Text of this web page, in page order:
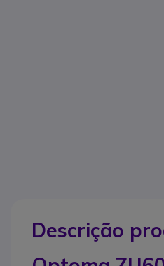
Descrição